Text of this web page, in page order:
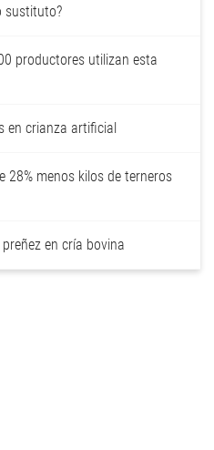
sustituto?
productores utilizan esta
en crianza artificial
28% menos kilos de terneros
en cría bovina